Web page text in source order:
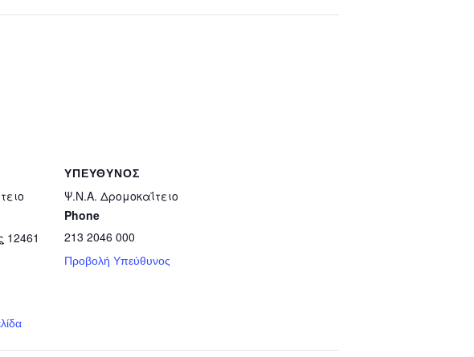
12461
ΥΠΕΎΘΥΝΟΣ
Ψ.Ν.Α. Δρομοκαΐτειο
Phone
213 2046 000
Προβολή Υπεύθυνος